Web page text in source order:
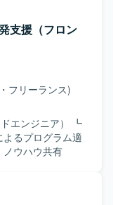
ト) ・バックエ
リリース管理・
発(Infrastructure
ントの参加・運
支援（フロン
フリーランス)
ドエンジニア） ┗
るプログラム適
ウハウ共有